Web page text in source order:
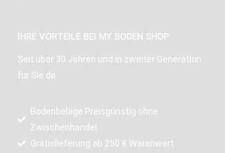
IHRE VORTEILE BEI MY BODEN SHOP
Seit über 30 Jahren und in zweiter Generation
für Sie da
Bodenbeläge Preisgünstig ohne
Zwischenhandel
Gratislieferung ab 250 € Warenwert